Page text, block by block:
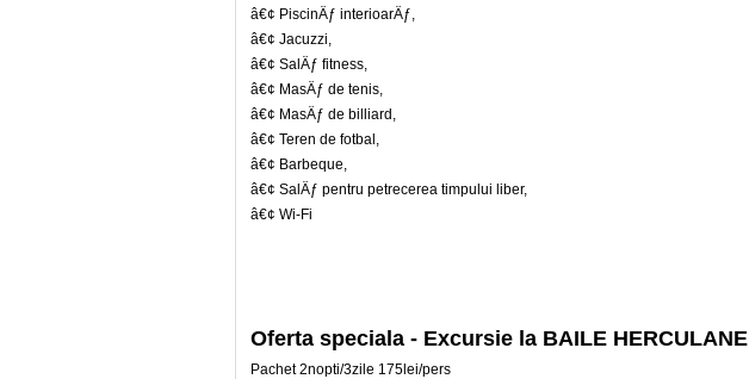
â€¢ PiscinÄƒ interioarÄƒ,
â€¢ Jacuzzi,
â€¢ SalÄƒ fitness,
â€¢ MasÄƒ de tenis,
â€¢ MasÄƒ de billiard,
â€¢ Teren de fotbal,
â€¢ Barbeque,
â€¢ SalÄƒ pentru petrecerea timpului liber,
â€¢ Wi-Fi
Oferta speciala - Excursie la BAILE HERCULANE
Pachet 2nopti/3zile 175lei/pers